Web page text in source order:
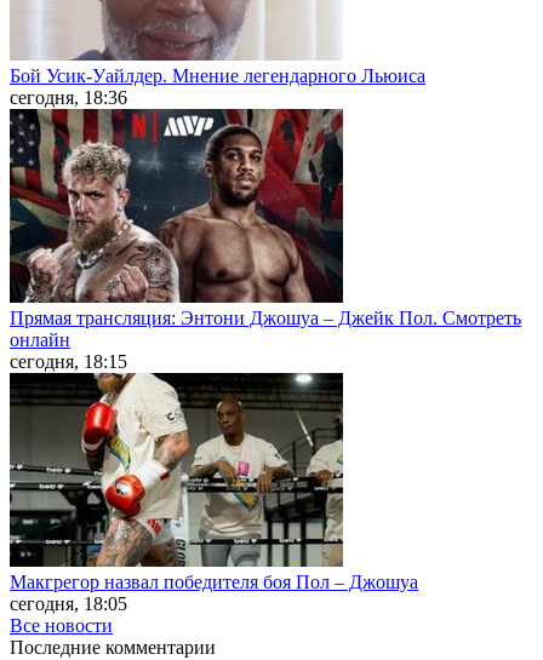
Бой Усик-Уайлдер. Мнение легендарного Льюиса
сегодня, 18:36
Прямая трансляция: Энтони Джошуа – Джейк Пол. Смотреть
онлайн
сегодня, 18:15
Макгрегор назвал победителя боя Пол – Джошуа
сегодня, 18:05
Все новости
Последние комментарии